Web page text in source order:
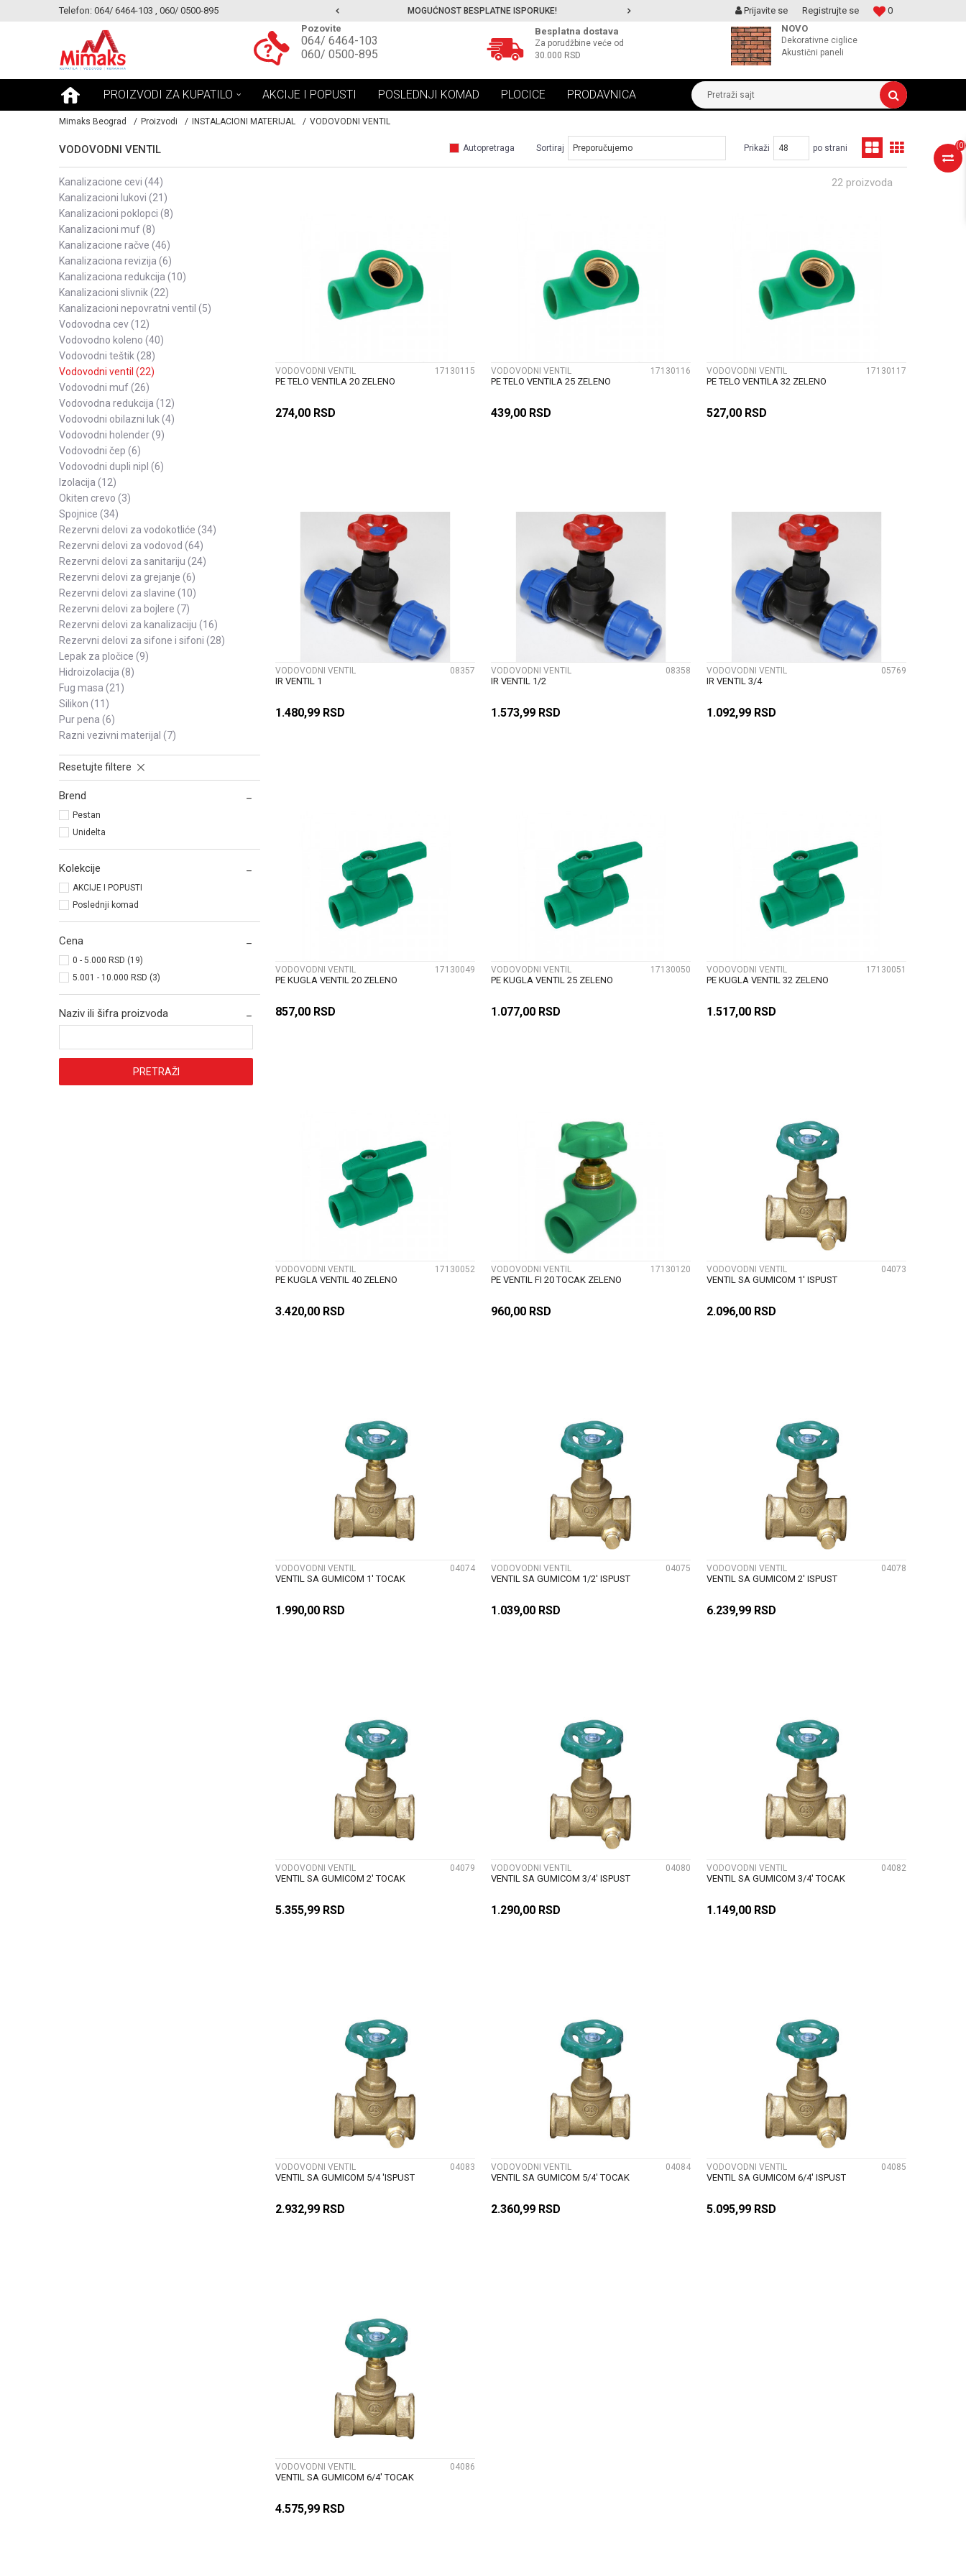
Telefon: 064/ 6464-103 , 060/ 0500-895
MOGUCNOST MONTAŽE PROIZVODA MOGUĆNOST BESPLATNE ISPORUKE! MOGUCNOST MONTAŽE PROIZVODA 0
Prijavite se
Registrujte se
Pozovite
064/ 6464-103
060/ 0500-895
Besplatna dostava
Za porudžbine veće od
30.000 RSD
NOVO
Dekorativne ciglice
Akustični paneli
PROIZVODI ZA KUPATILO AKCIJE I POPUSTI POSLEDNJI KOMAD PLOCICE PRODAVNICA Pretraži sajt
(0)
Mimaks Beograd Proizvodi INSTALACIONI MATERIJAL VODOVODNI VENTIL
VODOVODNI VENTIL Autopretraga Sortiraj Prikaži po strani
kanalizacione cevi (44)
kanalizacioni lukovi (21)
kanalizacioni poklopci (8)
kanalizacioni muf(8)
kanalizacione račve (46)
kanalizaciona revizija (6)
kanalizaciona redukcija (10)
kanalizacioni slivnik (22)
kanalizacioni nepovratni ventil (5)
vodovodna cev(12)
vodovodno koleno (40)
vodovodni teštik (28)
vodovodni ventil (22)
vodovodni muf(26)
vodovodna redukcija (12)
vodovodni obilazni luk (4)
vodovodni holender(9)
vodovodni čep (6)
vodovodni dupli nipl (6)
izolacija (12)
okiten crevo (3)
spojnice (34)
rezervni delovi za vodokotliće (34)
rezervni delovi za vodovod (64)
rezervni delovi za sanitariju (24)
rezervni delovi za grejanje (6)
rezervni delovi za slavine (10)
rezervni delovi za bojlere (7)
rezervni delovi za kanalizaciju (16)
rezervni delovi za sifone i sifoni (28)
lepak za pločice (9)
hidroizolacija (8)
fug masa (21)
silikon (11)
pur pena (6)
razni vezivni materijal (7)
Resetujte filtere
Brend
Pestan
Unidelta
Kolekcije
AKCIJE I POPUSTI
Poslednji komad
Cena
0 - 5.000 RSD (19)
5.001 - 10.000 RSD (3)
Naziv ili šifra proizvoda
PRETRAŽI
22 proizvoda
UPOREDI
VODOVODNI VENTIL 17130115
PE TELO VENTILA 20 ZELENO
274,00 RSD
UPOREDI
VODOVODNI VENTIL 17130116
PE TELO VENTILA 25 ZELENO
439,00 RSD
UPOREDI
VODOVODNI VENTIL 17130117
PE TELO VENTILA 32 ZELENO
527,00 RSD
UPOREDI
VODOVODNI VENTIL 08357
IR VENTIL 1
1.480,99 RSD
UPOREDI
VODOVODNI VENTIL 08358
IR VENTIL 1/2
1.573,99 RSD
UPOREDI
VODOVODNI VENTIL 05769
IR VENTIL 3/4
1.092,99 RSD
UPOREDI
VODOVODNI VENTIL 17130049
PE KUGLA VENTIL 20 ZELENO
857,00 RSD
UPOREDI
VODOVODNI VENTIL 17130050
PE KUGLA VENTIL 25 ZELENO
1.077,00 RSD
UPOREDI
VODOVODNI VENTIL 17130051
PE KUGLA VENTIL 32 ZELENO
1.517,00 RSD
UPOREDI
VODOVODNI VENTIL 17130052
PE KUGLA VENTIL 40 ZELENO
3.420,00 RSD
UPOREDI
VODOVODNI VENTIL 17130120
PE VENTIL FI 20 TOCAK ZELENO
960,00 RSD
UPOREDI
VODOVODNI VENTIL 04073
VENTIL SA GUMICOM 1' ISPUST
2.096,00 RSD
UPOREDI
VODOVODNI VENTIL 04074
VENTIL SA GUMICOM 1' TOCAK
1.990,00 RSD
UPOREDI
VODOVODNI VENTIL 04075
VENTIL SA GUMICOM 1/2' ISPUST
1.039,00 RSD
UPOREDI
VODOVODNI VENTIL 04078
VENTIL SA GUMICOM 2' ISPUST
6.239,99 RSD
UPOREDI
VODOVODNI VENTIL 04079
VENTIL SA GUMICOM 2' TOCAK
5.355,99 RSD
UPOREDI
VODOVODNI VENTIL 04080
VENTIL SA GUMICOM 3/4' ISPUST
1.290,00 RSD
UPOREDI
VODOVODNI VENTIL 04082
VENTIL SA GUMICOM 3/4' TOCAK
1.149,00 RSD
UPOREDI
VODOVODNI VENTIL 04083
VENTIL SA GUMICOM 5/4 'ISPUST
2.932,99 RSD
UPOREDI
VODOVODNI VENTIL 04084
VENTIL SA GUMICOM 5/4' TOCAK
2.360,99 RSD
UPOREDI
VODOVODNI VENTIL 04085
VENTIL SA GUMICOM 6/4' ISPUST
5.095,99 RSD
UPOREDI
VODOVODNI VENTIL 04086
VENTIL SA GUMICOM 6/4' TOCAK
4.575,99 RSD